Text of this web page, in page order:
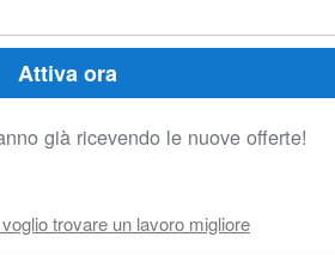
elettrici e
MAINTENANCE ENGINEER Principali
già ricevendo le nuove offerte!